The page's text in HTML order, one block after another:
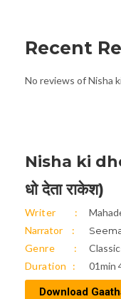
Recent
No reviews of Nisha ki
Nisha ki
धो देता राकेश)
Writer
Narrator
Genre
Duration
01min
Download